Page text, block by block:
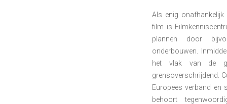
Als enig
film is
plannen door
onderbouwen.
het vlak van de
grensoverschrijdend.
Europees verband en
behoort